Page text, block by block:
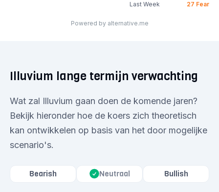
Last Week 27 Fear
Powered by alternative.me
Illuvium lange termijn verwachting
Wat zal Illuvium gaan doen de komende jaren?
Bekijk hieronder hoe de koers zich theoretisch
kan ontwikkelen op basis van het door mogelijke
scenario's.
Bearish Neutraal Bullish